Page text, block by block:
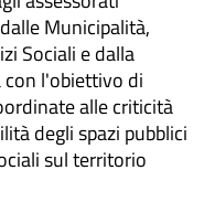
Municipalità,
Sociali e dalla
con l'obiettivo di
alle criticità
degli spazi pubblici
sul territorio